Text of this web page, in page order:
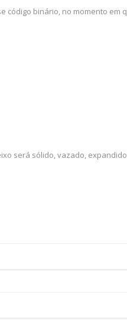
código binário, no momento em
será sólido, vazado,